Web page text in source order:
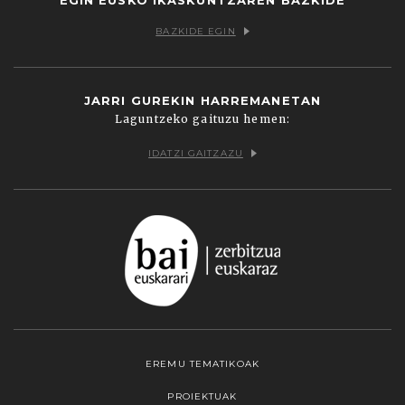
BAZKIDE EGIN
JARRI GUREKIN HARREMANETAN
Laguntzeko gaituzu hemen:
IDATZI GAITZAZU
EREMU TEMATIKOAK
PROIEKTUAK